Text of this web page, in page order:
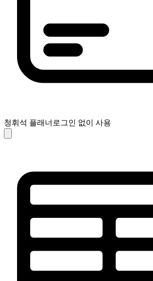
청휘석 플래너 로그인 없이 사용